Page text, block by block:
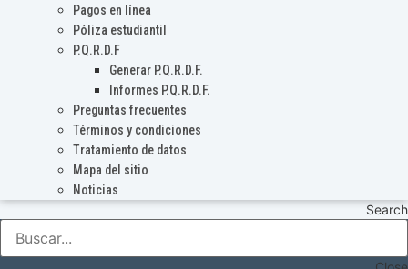
Pagos en línea
Póliza estudiantil
P.Q.R.D.F
Generar P.Q.R.D.F.
Informes P.Q.R.D.F.
Preguntas frecuentes
Términos y condiciones
Tratamiento de datos
Mapa del sitio
Noticias
Search